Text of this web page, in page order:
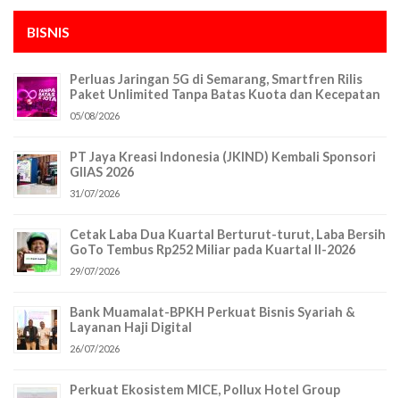
BISNIS
Perluas Jaringan 5G di Semarang, Smartfren Rilis
Paket Unlimited Tanpa Batas Kuota dan Kecepatan
05/08/2026
PT Jaya Kreasi Indonesia (JKIND) Kembali Sponsori
GIIAS 2026
31/07/2026
Cetak Laba Dua Kuartal Berturut-turut, Laba Bersih
GoTo Tembus Rp252 Miliar pada Kuartal II-2026
29/07/2026
Bank Muamalat-BPKH Perkuat Bisnis Syariah &
Layanan Haji Digital
26/07/2026
Perkuat Ekosistem MICE, Pollux Hotel Group